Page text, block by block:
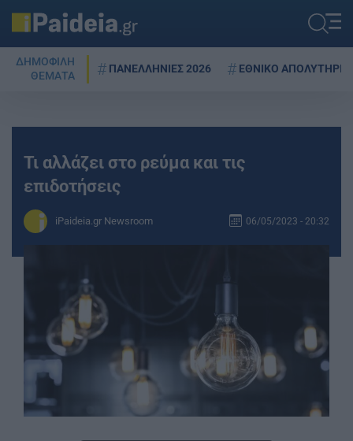
ΔΗΜΟΦΙΛΗ
ΘΕΜΑΤΑ
ΠΑΝΕΛΛΗΝΙΕΣ 2026 ΕΘΝΙΚΟ ΑΠΟΛΥΤΗΡΙΟ
Τι αλλάζει στο ρεύμα και τις
επιδοτήσεις
iPaideia.gr Newsroom 06/05/2023 - 20:32